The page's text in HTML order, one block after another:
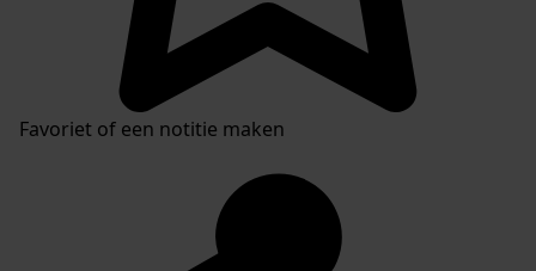
Favoriet of een notitie maken